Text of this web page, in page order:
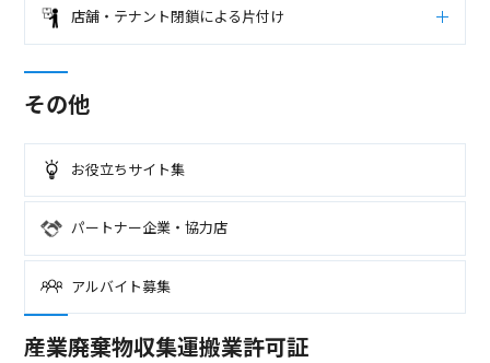
店舗・テナント閉鎖による片付け
その他
お役立ちサイト集
パートナー企業・協力店
アルバイト募集
産業廃棄物収集運搬業許可証